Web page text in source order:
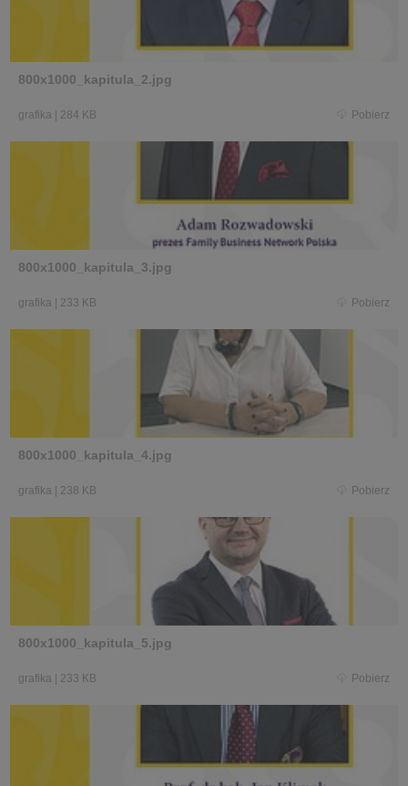
800x1000_kapitula_2.jpg
grafika 284 KB Pobierz
800x1000_kapitula_3.jpg
grafika 233 KB Pobierz
800x1000_kapitula_4.jpg
grafika 238 KB Pobierz
800x1000_kapitula_5.jpg
grafika 233 KB Pobierz